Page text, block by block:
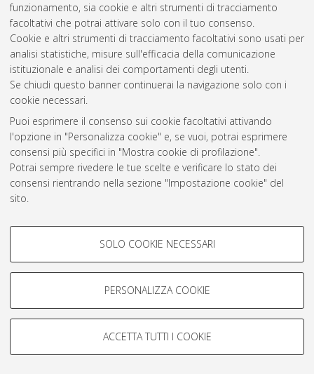
funzionamento, sia cookie e altri strumenti di tracciamento
facoltativi che potrai attivare solo con il tuo consenso.
Cookie e altri strumenti di tracciamento facoltativi sono usati per
analisi statistiche, misure sull'efficacia della comunicazione
istituzionale e analisi dei comportamenti degli utenti.
Se chiudi questo banner continuerai la navigazione solo con i
cookie necessari.
Puoi esprimere il consenso sui cookie facoltativi attivando
l'opzione in "Personalizza cookie" e, se vuoi, potrai esprimere
consensi più specifici in "Mostra cookie di profilazione".
Potrai sempre rivedere le tue scelte e verificare lo stato dei
consensi rientrando nella sezione "Impostazione cookie" del
sito.
COOKIE DI PROFILAZIONE -
Si tratta di cookie utilizzati per analizzare le caratteristiche della
navigazione degli utenti, creare profili in base al loro comportamento
Mostra cookie di profilazione
COOKIE TECNICI - NECESSARI
SOLO COOKIE NECESSARI
PERSONALIZZA COOKIE
ACCETTA TUTTI I COOKIE
Atom
Rss 1.0
Rss 2.0
AMS Laurea
Servizio implementato e gestito da AlmaDL
Impostazioni Cookie
© ALMA MATER STUDIORUM - Università di Bologna, 2007-2026.